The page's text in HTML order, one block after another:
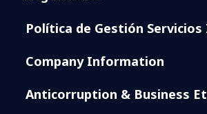
Política de Gestión
Company Information
Anticorruption & Business